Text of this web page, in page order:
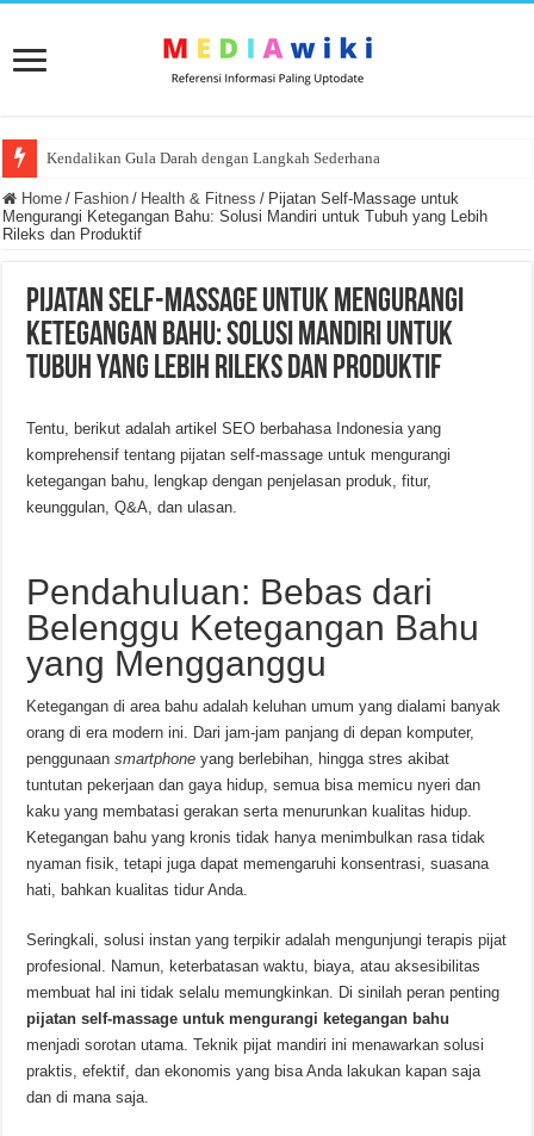
Kendalikan Gula Darah dengan Langkah Sederhana
Cara Adaptasi Latihan Efektif Saat Menopause Dini untuk Kesehatan
Home / Fashion / Health & Fitness / Pijatan Self-Massage untuk
Mengurangi Ketegangan Bahu: Solusi Mandiri untuk Tubuh yang Lebih
Rileks dan Produktif
Pijatan Self-Massage untuk Mengurangi
Ketegangan Bahu: Solusi Mandiri untuk
Tubuh yang Lebih Rileks dan Produktif
Tentu, berikut adalah artikel SEO berbahasa Indonesia yang
komprehensif tentang pijatan self-massage untuk mengurangi
ketegangan bahu, lengkap dengan penjelasan produk, fitur,
keunggulan, Q&A, dan ulasan.
Pendahuluan: Bebas dari
Belenggu Ketegangan Bahu
yang Mengganggu
Ketegangan di area bahu adalah keluhan umum yang dialami banyak
orang di era modern ini. Dari jam-jam panjang di depan komputer,
penggunaansmartphone yang berlebihan, hingga stres akibat
tuntutan pekerjaan dan gaya hidup, semua bisa memicu nyeri dan
kaku yang membatasi gerakan serta menurunkan kualitas hidup.
Ketegangan bahu yang kronis tidak hanya menimbulkan rasa tidak
nyaman fisik, tetapi juga dapat memengaruhi konsentrasi, suasana
hati, bahkan kualitas tidur Anda.
Seringkali, solusi instan yang terpikir adalah mengunjungi terapis pijat
profesional. Namun, keterbatasan waktu, biaya, atau aksesibilitas
membuat hal ini tidak selalu memungkinkan. Di sinilah peran penting
pijatan self-massage untuk mengurangi ketegangan bahu
menjadi sorotan utama. Teknik pijat mandiri ini menawarkan solusi
praktis, efektif, dan ekonomis yang bisa Anda lakukan kapan saja
dan di mana saja.